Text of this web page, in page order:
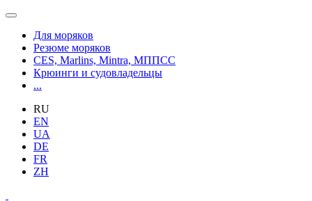
Для моряков
Резюме моряков
CES, Marlins, Mintra, МППСС
Крюинги и судовладельцы
...
RU
EN
UA
DE
FR
ZH